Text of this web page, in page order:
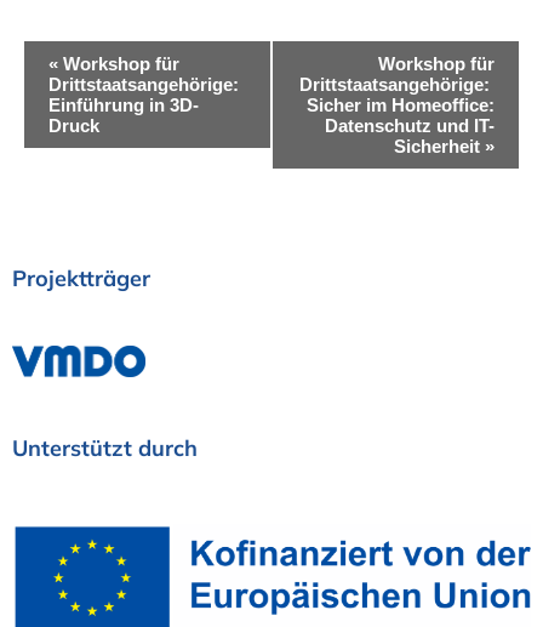
r
s
a
t
« Workshop für
Drittstaatsangehörige:
Einführung in 3D-
Druck
Workshop für
Drittstaatsangehörige:
Sicher im Homeoffice:
Datenschutz und IT-
Sicherheit »
Projektträger
Unterstützt durch